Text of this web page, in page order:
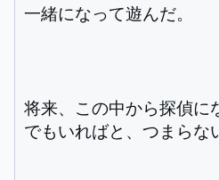
一緒になって遊んだ。
将来、この中から探偵に
でもいればと、つまらな